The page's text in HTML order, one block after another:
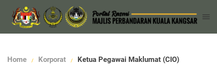
Home Korporat Ketua Pegawai Maklumat (CIO)